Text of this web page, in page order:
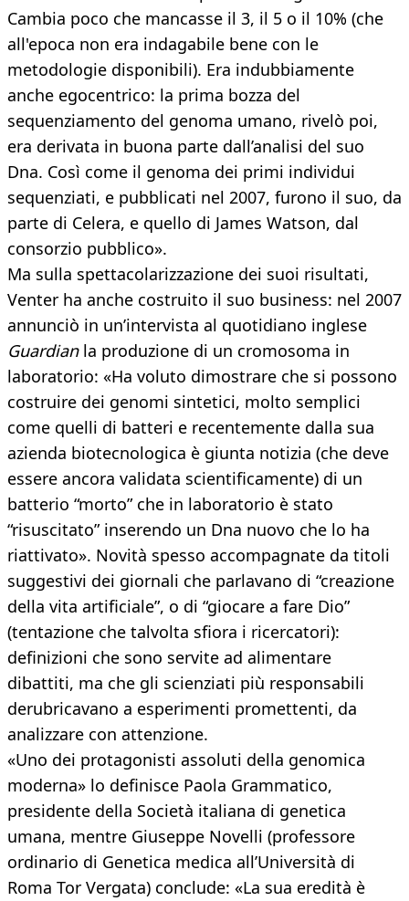
Cambia poco che mancasse il 3, il 5 o il 10% (che
all'epoca non era indagabile bene con le
metodologie disponibili). Era indubbiamente
anche egocentrico: la prima bozza del
sequenziamento del genoma umano, rivelò poi,
era derivata in buona parte dall’analisi del suo
Dna. Così come il genoma dei primi individui
sequenziati, e pubblicati nel 2007, furono il suo, da
parte di Celera, e quello di James Watson, dal
consorzio pubblico».
Ma sulla spettacolarizzazione dei suoi risultati,
Venter ha anche costruito il suo business: nel 2007
annunciò in un’intervista al quotidiano inglese
Guardianla produzione di un cromosoma in
laboratorio: «Ha voluto dimostrare che si possono
costruire dei genomi sintetici, molto semplici
come quelli di batteri e recentemente dalla sua
azienda biotecnologica è giunta notizia (che deve
essere ancora validata scientificamente) di un
batterio “morto” che in laboratorio è stato
“risuscitato” inserendo un Dna nuovo che lo ha
riattivato». Novità spesso accompagnate da titoli
suggestivi dei giornali che parlavano di “creazione
della vita artificiale”, o di “giocare a fare Dio”
(tentazione che talvolta sfiora i ricercatori):
definizioni che sono servite ad alimentare
dibattiti, ma che gli scienziati più responsabili
derubricavano a esperimenti promettenti, da
analizzare con attenzione.
«Uno dei protagonisti assoluti della genomica
moderna» lo definisce Paola Grammatico,
presidente della Società italiana di genetica
umana, mentre Giuseppe Novelli (professore
ordinario di Genetica medica all’Università di
Roma Tor Vergata) conclude: «La sua eredità è